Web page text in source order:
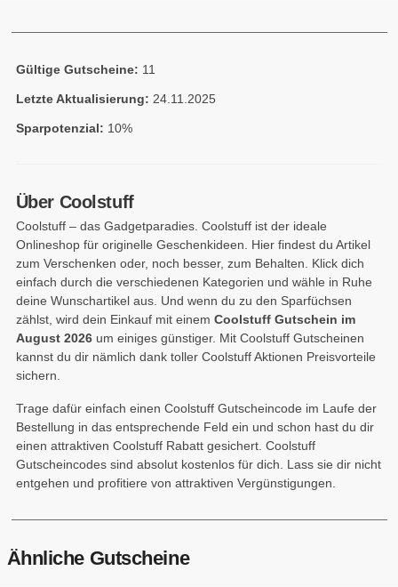
Gültige Gutscheine: 11
Letzte Aktualisierung: 24.11.2025
Sparpotenzial: 10%
Über Coolstuff
Coolstuff – das Gadgetparadies. Coolstuff ist der ideale
Onlineshop für originelle Geschenkideen. Hier findest du Artikel
zum Verschenken oder, noch besser, zum Behalten. Klick dich
einfach durch die verschiedenen Kategorien und wähle in Ruhe
deine Wunschartikel aus. Und wenn du zu den Sparfüchsen
zählst, wird dein Einkauf mit einem Coolstuff Gutschein im
August 2026um einiges günstiger. Mit Coolstuff Gutscheinen
kannst du dir nämlich dank toller Coolstuff Aktionen Preisvorteile
sichern.
Trage dafür einfach einen Coolstuff Gutscheincode im Laufe der
Bestellung in das entsprechende Feld ein und schon hast du dir
einen attraktiven Coolstuff Rabatt gesichert. Coolstuff
Gutscheincodes sind absolut kostenlos für dich. Lass sie dir nicht
entgehen und profitiere von attraktiven Vergünstigungen.
Ähnliche Gutscheine